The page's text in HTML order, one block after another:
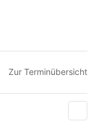
Zur Terminübersicht